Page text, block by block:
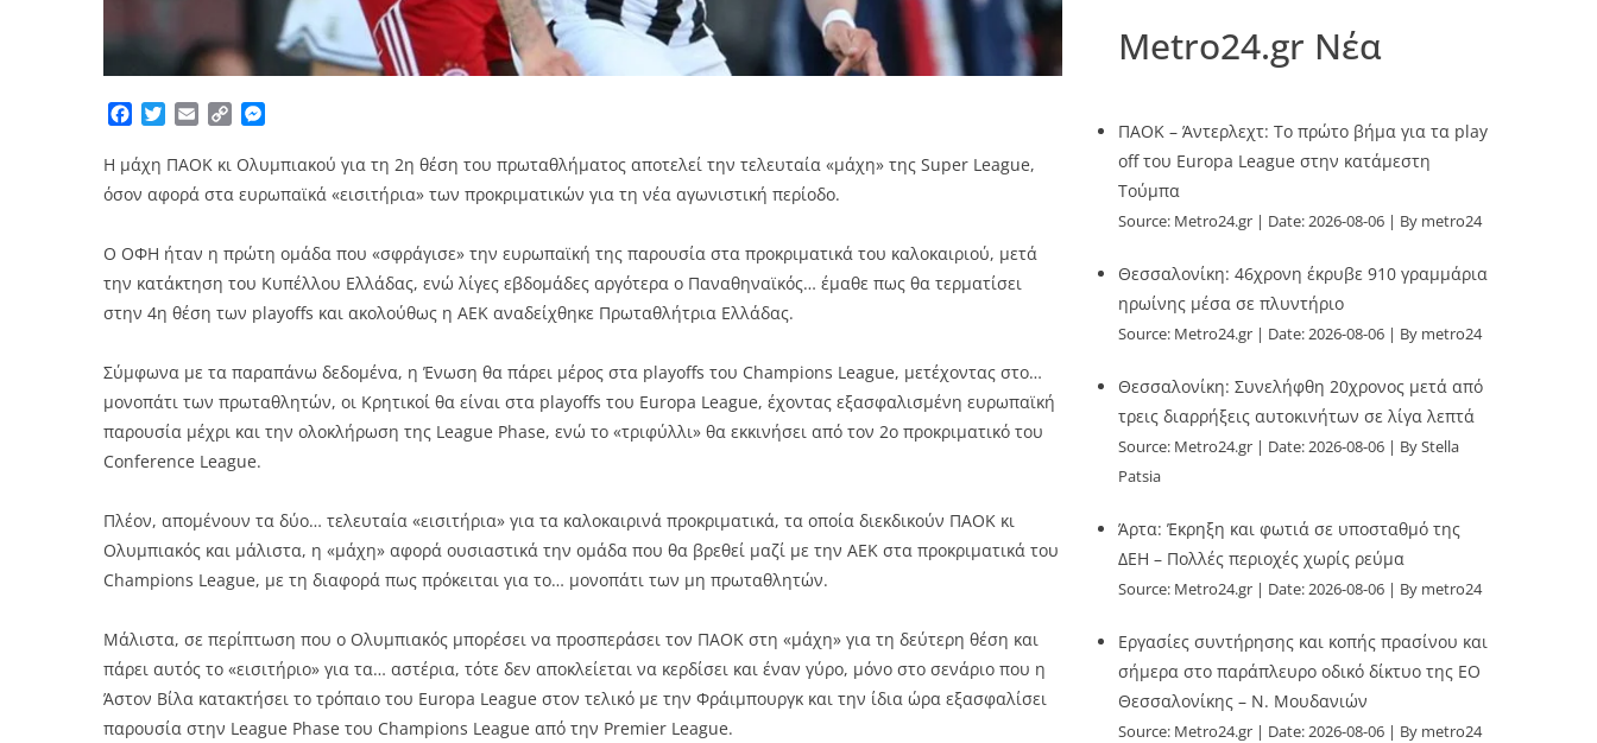
Facebook
TwitterEmailCopy
Η μάχη ΠΑΟΚ κι Ολυμπιακού για τη 2η θέση του πρωταθλήματος αποτελεί την τελευταία «μάχη» της Super League,
όσον αφορά στα ευρωπαϊκά «εισιτήρια» των προκριματικών για τη νέα αγωνιστική περίοδο.
Ο ΟΦΗ ήταν η πρώτη ομάδα που «σφράγισε» την ευρωπαϊκή της παρουσία στα προκριματικά του καλοκαιριού, μετά
την κατάκτηση του Κυπέλλου Ελλάδας, ενώ λίγες εβδομάδες αργότερα ο Παναθηναϊκός… έμαθε πως θα τερματίσει
στην 4η θέση των playoffs και ακολούθως η ΑΕΚ αναδείχθηκε Πρωταθλήτρια Ελλάδας.
Σύμφωνα με τα παραπάνω δεδομένα, η Ένωση θα πάρει μέρος στα playoffs του Champions League, μετέχοντας στο…
μονοπάτι των πρωταθλητών, οι Κρητικοί θα είναι στα playoffs του Europa League, έχοντας εξασφαλισμένη ευρωπαϊκή
παρουσία μέχρι και την ολοκλήρωση της League Phase, ενώ το «τριφύλλι» θα εκκινήσει από τον 2ο προκριματικό του
Conference League.
Πλέον, απομένουν τα δύο… τελευταία «εισιτήρια» για τα καλοκαιρινά προκριματικά, τα οποία διεκδικούν ΠΑΟΚ κι
Ολυμπιακός και μάλιστα, η «μάχη» αφορά ουσιαστικά την ομάδα που θα βρεθεί μαζί με την ΑΕΚ στα προκριματικά του
Champions League, με τη διαφορά πως πρόκειται για το… μονοπάτι των μη πρωταθλητών.
Μάλιστα, σε περίπτωση που ο Ολυμπιακός μπορέσει να προσπεράσει τον ΠΑΟΚ στη «μάχη» για τη δεύτερη θέση και
πάρει αυτός το «εισιτήριο» για τα… αστέρια, τότε δεν αποκλείεται να κερδίσει και έναν γύρο, μόνο στο σενάριο που η
Άστον Βίλα κατακτήσει το τρόπαιο του Europa League στον τελικό με την Φράιμπουργκ και την ίδια ώρα εξασφαλίσει
παρουσία στην League Phase του Champions League από την Premier League.
Metro24.gr Νέα
ΠΑΟΚ – Άντερλεχτ: Το πρώτο βήμα για τα play
off του Europa League στην κατάμεστη
Τούμπα
Source: Metro24.gr Date: 2026-08-06 By metro24
Θεσσαλονίκη: 46χρονη έκρυβε 910 γραμμάρια
ηρωίνης μέσα σε πλυντήριο
Source: Metro24.gr Date: 2026-08-06 By metro24
Θεσσαλονίκη: Συνελήφθη 20χρονος μετά από
τρεις διαρρήξεις αυτοκινήτων σε λίγα λεπτά
Source: Metro24.gr Date: 2026-08-06
By Stella
Patsia
Άρτα: Έκρηξη και φωτιά σε υποσταθμό της
ΔΕΗ – Πολλές περιοχές χωρίς ρεύμα
Source: Metro24.gr Date: 2026-08-06 By metro24
Εργασίες συντήρησης και κοπής πρασίνου και
σήμερα στο παράπλευρο οδικό δίκτυο της ΕΟ
Θεσσαλονίκης – Ν. Μουδανιών
Source: Metro24.gr Date: 2026-08-06 By metro24